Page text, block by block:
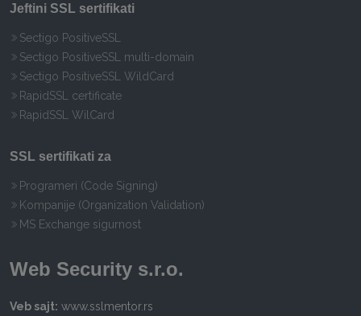
Jeftini SSL sertifikati
Sectigo PositiveSSL
Sectigo PositiveSSL multi-domain
Sectigo PositiveSSL WildCard
RapidSSL certificate
RapidSSL WilCard
SSL sertifikati za
Programeri (Code Signing)
Kompanije (Organization Validation)
MS Exchange sigurnost
Web Security s.r.o.
Veb sajt: www.sslmentor.rs